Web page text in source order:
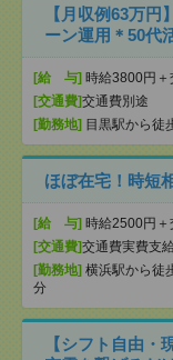
【月収例63万
ーン運用＊50代
[給 与] 時給3800円＋
[交通費]交通費別途
[勤務地] 目黒駅から徒
ほぼ在宅！時短
[給 与] 時給2500円＋
[交通費]交通費実費支
[勤務地] 横浜駅から徒
分
【シフト自由